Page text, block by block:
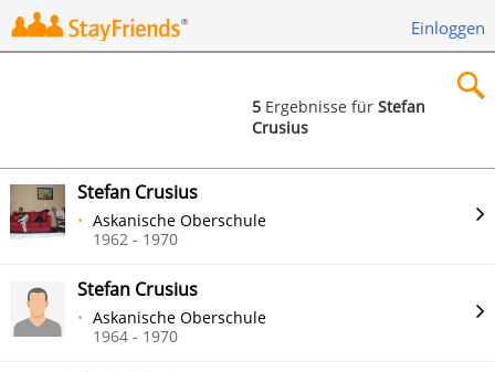
Einloggen
Suchen
5Ergebnisse für Stefan
Crusius
Stefan Crusius
Askanische Oberschule
1962 - 1970
Stefan Crusius
Askanische Oberschule
1964 - 1970